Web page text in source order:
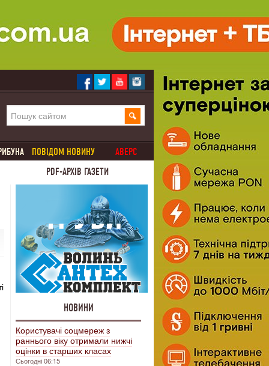
ПОВІДОМ НОВИНУ
АВЕРС
PDF-АРХІВ ГАЗЕТИ
НОВИНИ
Користувачі соцмереж з
раннього віку отримали нижчі
оцінки в старших класах
Сьогодні 06:15